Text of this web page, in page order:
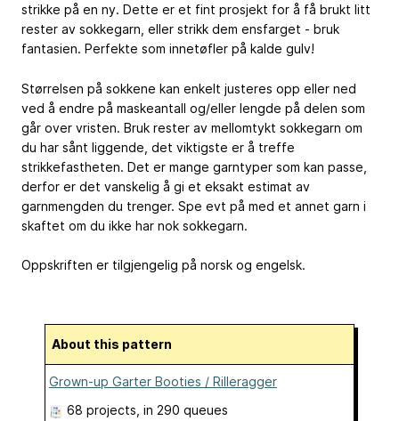
strikke på en ny. Dette er et fint prosjekt for å få brukt litt
rester av sokkegarn, eller strikk dem ensfarget - bruk
fantasien. Perfekte som innetøfler på kalde gulv!
Størrelsen på sokkene kan enkelt justeres opp eller ned
ved å endre på maskeantall og/eller lengde på delen som
går over vristen. Bruk rester av mellomtykt sokkegarn om
du har sånt liggende, det viktigste er å treffe
strikkefastheten. Det er mange garntyper som kan passe,
derfor er det vanskelig å gi et eksakt estimat av
garnmengden du trenger. Spe evt på med et annet garn i
skaftet om du ikke har nok sokkegarn.
Oppskriften er tilgjengelig på norsk og engelsk.
About this pattern
Grown-up Garter Booties / Rilleragger
68 projects , in 290 queues